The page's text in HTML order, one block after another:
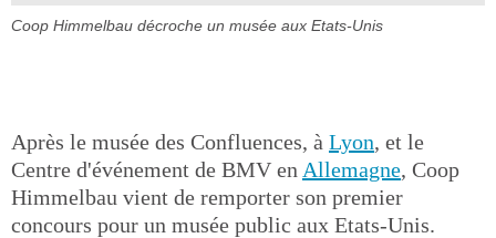
Coop Himmelbau décroche un musée aux Etats-Unis
Après le musée des Confluences, à Lyon, et le
Centre d'événement de BMV en Allemagne, Coop
Himmelbau vient de remporter son premier
concours pour un musée public aux Etats-Unis.